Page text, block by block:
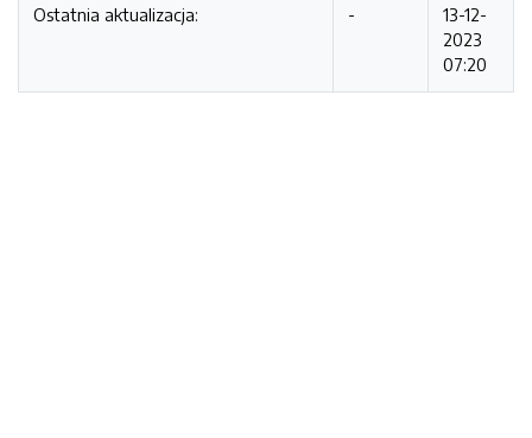
Ostatnia aktualizacja: -
13-12-
2023
07:20